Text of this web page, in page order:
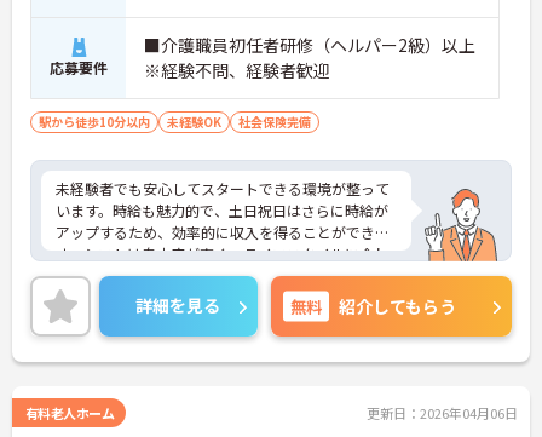
・資格取得や自己啓発を支援する制度が整っていま
す
ます
応募要件
■介護職員初任者研修（ヘルパー2級）以上
※経験不問、経験者歓迎
駅から徒歩10分以内 未経験OK 社会保険完備
未経験者でも安心してスタートできる環境が整って
います。時給も魅力的で、土日祝日はさらに時給が
アップするため、効率的に収入を得ることができま
す。シフトは自由度が高く、ライフスタイルに合わ
せて無理なく働けます。福利厚生も充実しており、
長く働き続けられる職場です。興味がある方はぜひ
ご応募ください。
詳細を見る 無料 紹介してもらう
有料老人ホーム 更新日：2026年04月06日